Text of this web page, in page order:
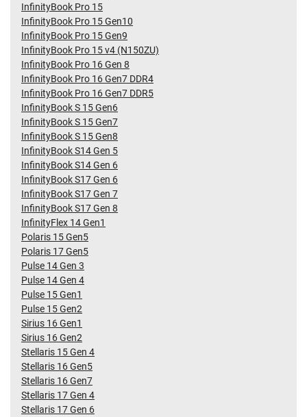
InfinityBook Pro 15
InfinityBook Pro 15 Gen10
InfinityBook Pro 15 Gen9
InfinityBook Pro 15 v4 (N150ZU)
InfinityBook Pro 16 Gen 8
InfinityBook Pro 16 Gen7 DDR4
InfinityBook Pro 16 Gen7 DDR5
InfinityBook S 15 Gen6
InfinityBook S 15 Gen7
InfinityBook S 15 Gen8
InfinityBook S14 Gen 5
InfinityBook S14 Gen 6
InfinityBook S17 Gen 6
InfinityBook S17 Gen 7
InfinityBook S17 Gen 8
InfinityFlex 14 Gen1
Polaris 15 Gen5
Polaris 17 Gen5
Pulse 14 Gen 3
Pulse 14 Gen 4
Pulse 15 Gen1
Pulse 15 Gen2
Sirius 16 Gen1
Sirius 16 Gen2
Stellaris 15 Gen 4
Stellaris 16 Gen5
Stellaris 16 Gen7
Stellaris 17 Gen 4
Stellaris 17 Gen 6